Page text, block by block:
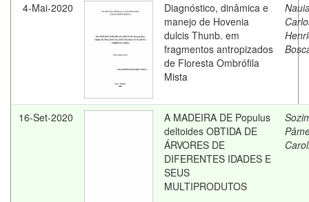
4-Mai-2020
Diagnóstico, dinâmica e
manejo de Hovenia
dulcis Thunb. em
fragmentos antropizados
de Floresta Ombrófila
Mista
16-Set-2020
A MADEIRA DE Populus
deltoides OBTIDA DE
ÁRVORES DE
DIFERENTES IDADES E
SEUS
MULTIPRODUTOS